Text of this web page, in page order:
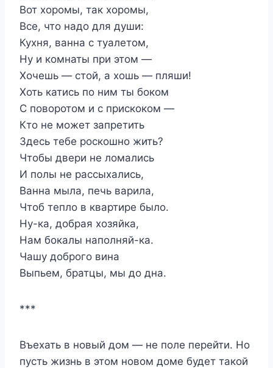
Вот хоромы, так хоромы,
Все, что надо для души:
Кухня, ванна с туалетом,
Ну и комнаты при этом —
Хочешь — стой, а хошь — пляши!
Хоть катись по ним ты боком
С поворотом и с прискоком —
Кто не может запретить
Здесь тебе роскошно жить?
Чтобы двери не ломались
И полы не рассыхались,
Ванна мыла, печь варила,
Чтоб тепло в квартире было.
Ну-ка, добрая хозяйка,
Нам бокалы наполняй-ка.
Чашу доброго вина
Выпьем, братцы, мы до дна.
***
Въехать в новый дом — не поле перейти. Но
пусть жизнь в этом новом доме будет такой